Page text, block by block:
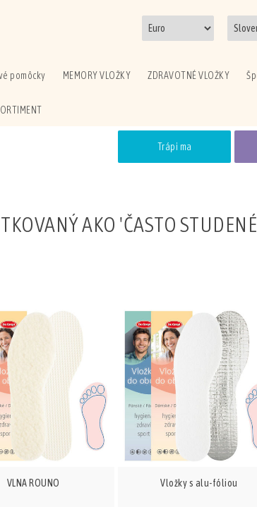
pomôcky MEMORY VLOŽKY ZDRAVOTNÉ VLOŽKY
Trápi ma
AKO 'ČASTO
VLNA ROUNO Vložky s alu-fóliou